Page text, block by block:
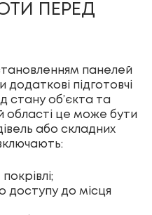
ПЕРЕД
панелей
підготовчі
стану об’єкта та
області це може бути
або складних
доступу до місця